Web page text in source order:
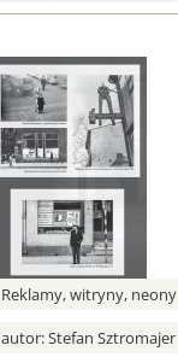
Reklamy, witryny, neony
autor:Stefan Sztromajer